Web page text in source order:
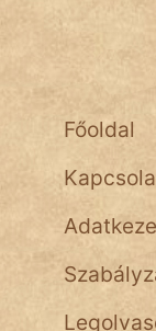
Jób Gedeon
vörös ördög
Főoldal